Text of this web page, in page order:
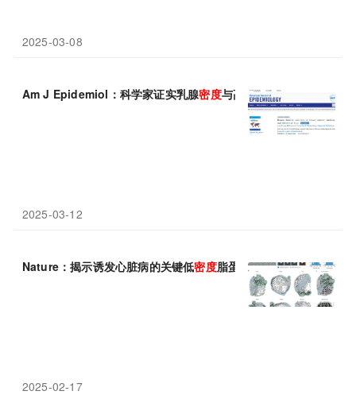
2025-03-08
Am J Epidemiol：科学家证实乳腺密度与高风险乳腺癌之间的神
2025-03-12
Nature：揭示诱发心脏病的关键低密度脂蛋白的具体分子结构
2025-02-17